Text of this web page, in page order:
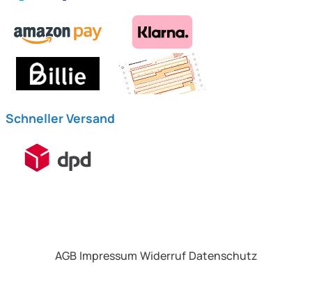
Schneller Versand
AGB Impressum Widerruf Datenschutz